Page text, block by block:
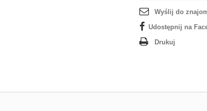
Wyślij do
Udostępnij na
Drukuj